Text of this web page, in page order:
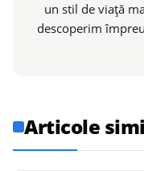
un stil de viață
descoperim
Articole